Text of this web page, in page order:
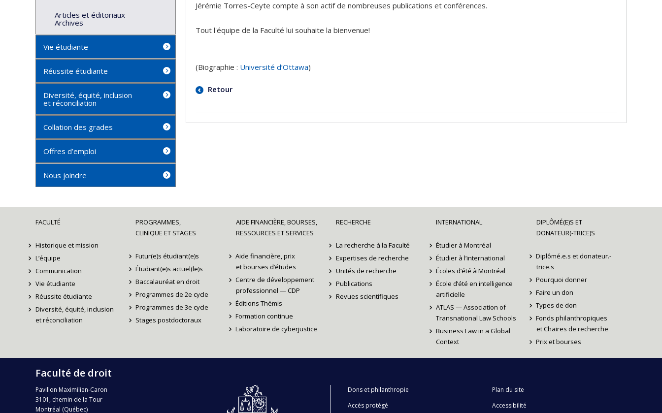
Jérémie Torres-Ceyte compte à son actif de nombreuses publications et conférences.
Tout l'équipe de la Faculté lui souhaite la bienvenue!
(Biographie : Université d’Ottawa)
Retour
Articles et éditoriaux –
Archives
Vie étudiante
Réussite étudiante
Diversité, équité, inclusion
et réconciliation
Collation des grades
Offres d’emploi
Nous joindre
FACULTÉ
Historique et mission
L’équipe
Communication
Vie étudiante
Réussite étudiante
Diversité, équité, inclusion
et réconciliation
PROGRAMMES,
CLINIQUE ET STAGES
Futur(e)s étudiant(e)s
Étudiant(e)s actuel(le)s
Baccalauréat en droit
Programmes de 2e cycle
Programmes de 3e cycle
Stages postdoctoraux
AIDE FINANCIÈRE, BOURSES,
RESSOURCES ET SERVICES
Aide financière, prix
et bourses d’études
Centre de développement
professionnel — CDP
Éditions Thémis
Formation continue
Laboratoire de cyberjustice
RECHERCHE
La recherche à la Faculté
Expertises de recherche
Unités de recherche
Publications
Revues scientifiques
INTERNATIONAL
Étudier à Montréal
Étudier à l’international
Écoles d’été à Montréal
École d’été en intelligence
artificielle
ATLAS — Association of
Transnational Law Schools
Business Law in a Global
Context
DIPLÔMÉ(E)S ET
DONATEUR(-TRICE)S
Diplômé.e.s et donateur.-
trice.s
Pourquoi donner
Faire un don
Types de don
Fonds philanthropiques
et Chaires de recherche
Prix et bourses
Faculté de droit
Pavillon Maximilien-Caron
3101, chemin de la Tour
Montréal (Québec)
Dons et philanthropie
Accès protégé
Plan du site
Accessibilité